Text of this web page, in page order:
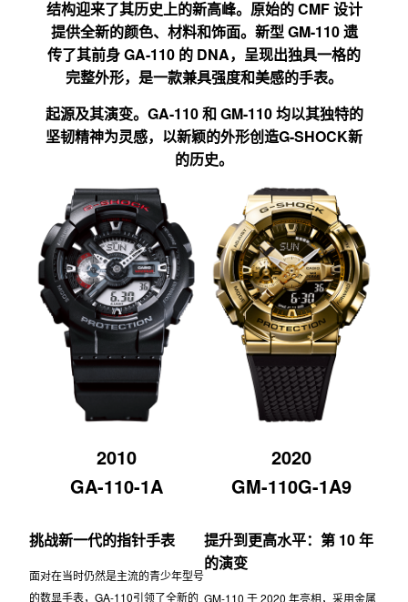
结构迎来了其历史上的新高峰。原始的 CMF 设计
提供全新的颜色、材料和饰面。新型 GM-110 遗
传了其前身 GA-110 的 DNA，呈现出独具一格的
完整外形，是一款兼具强度和美感的手表。
起源及其演变。GA-110 和 GM-110 均以其独特的
坚韧精神为灵感，以新颖的外形创造G-SHOCK新
的历史。
2010
GA-110-1A
挑战新一代的指针手表
面对在当时仍然是主流的青少年型号
的数显手表，GA-110引领了全新的
2020
GM-110G-1A9
提升到更高水平：第 10 年
的演变
GM-110 于 2020 年亮相，采用金属